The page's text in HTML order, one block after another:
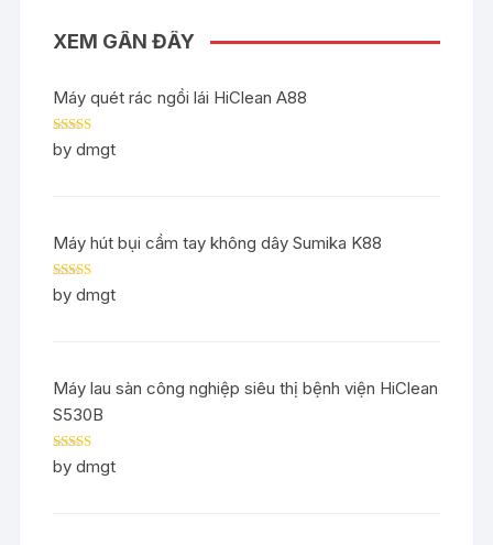
XEM GẦN ĐÂY
Máy quét rác ngồi lái HiClean A88
Rated5out
of 5
by dmgt
Máy hút bụi cầm tay không dây Sumika K88
Rated5out
of 5
by dmgt
Máy lau sàn công nghiệp siêu thị bệnh viện HiClean
S530B
Rated5out
of 5
by dmgt